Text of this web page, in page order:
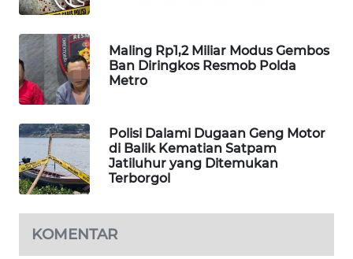
Maling Rp1,2 Miliar Modus Gembos
Ban Diringkos Resmob Polda
Metro
Polisi Dalami Dugaan Geng Motor
di Balik Kematian Satpam
Jatiluhur yang Ditemukan
Terborgol
KOMENTAR
WAHANANEWS
NET
WAHANA
SPORT
WAHANA
UMKM
WAHANA